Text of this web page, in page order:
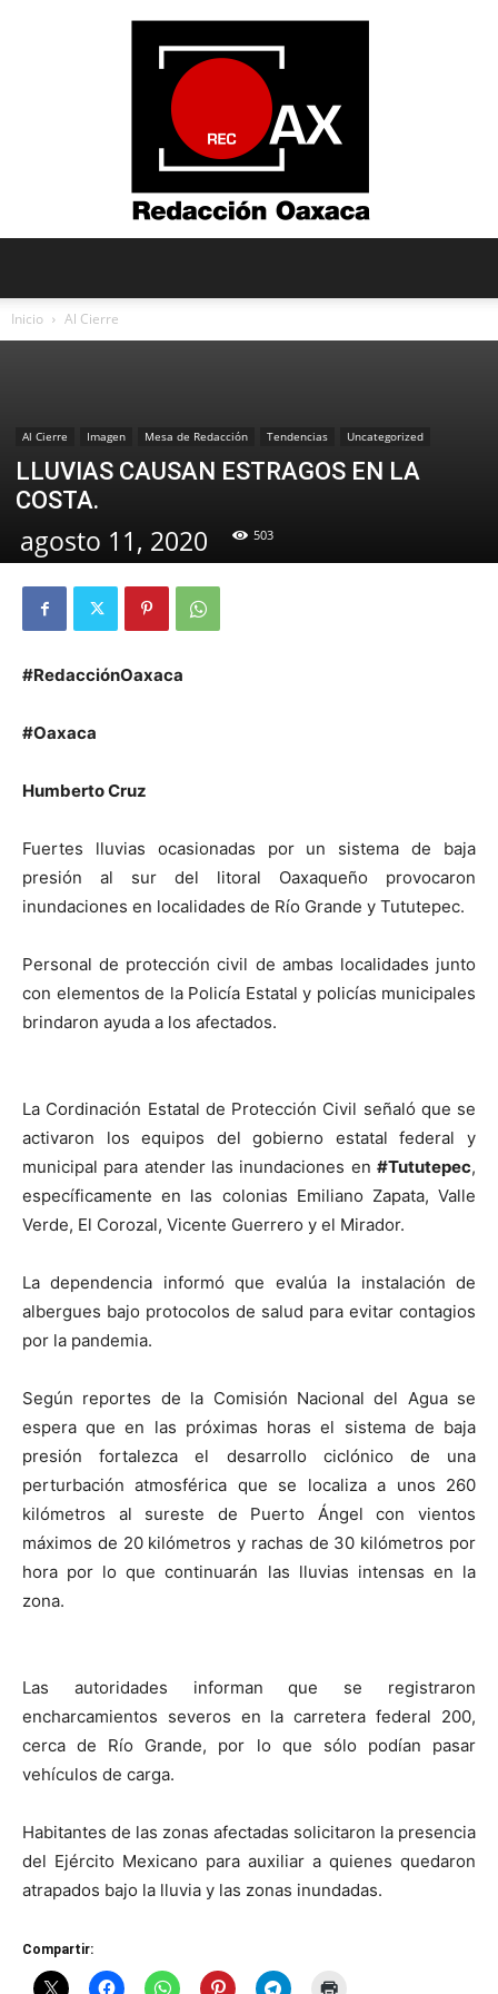
Inicio Al Cierre
Al Cierre Imagen Mesa de Redacción Tendencias Uncategorized
LLUVIAS CAUSAN ESTRAGOS EN LA
COSTA.
agosto 11, 2020 503
#RedacciónOaxaca
#Oaxaca
Humberto Cruz
Fuertes lluvias ocasionadas por un sistema de baja
presión al sur del litoral Oaxaqueño provocaron
inundaciones en localidades de Río Grande y Tututepec.
Personal de protección civil de ambas localidades junto
con elementos de la Policía Estatal y policías municipales
brindaron ayuda a los afectados.
La Cordinación Estatal de Protección Civil señaló que se
activaron los equipos del gobierno estatal federal y
municipal para atender las inundaciones en #Tututepec,
específicamente en las colonias Emiliano Zapata, Valle
Verde, El Corozal, Vicente Guerrero y el Mirador.
La dependencia informó que evalúa la instalación de
albergues bajo protocolos de salud para evitar contagios
por la pandemia.
Según reportes de la Comisión Nacional del Agua se
espera que en las próximas horas el sistema de baja
presión fortalezca el desarrollo ciclónico de una
perturbación atmosférica que se localiza a unos 260
kilómetros al sureste de Puerto Ángel con vientos
máximos de 20 kilómetros y rachas de 30 kilómetros por
hora por lo que continuarán las lluvias intensas en la
zona.
Las autoridades informan que se registraron
encharcamientos severos en la carretera federal 200,
cerca de Río Grande, por lo que sólo podían pasar
vehículos de carga.
Habitantes de las zonas afectadas solicitaron la presencia
del Ejército Mexicano para auxiliar a quienes quedaron
atrapados bajo la lluvia y las zonas inundadas.
Compartir: